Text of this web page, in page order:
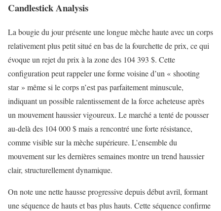
Candlestick Analysis
La bougie du jour présente une longue mèche haute avec un corps
relativement plus petit situé en bas de la fourchette de prix, ce qui
évoque un rejet du prix à la zone des 104 393 $. Cette
configuration peut rappeler une forme voisine d’un « shooting
star » même si le corps n’est pas parfaitement minuscule,
indiquant un possible ralentissement de la force acheteuse après
un mouvement haussier vigoureux. Le marché a tenté de pousser
au-delà des 104 000 $ mais a rencontré une forte résistance,
comme visible sur la mèche supérieure. L’ensemble du
mouvement sur les dernières semaines montre un trend haussier
clair, structurellement dynamique.
On note une nette hausse progressive depuis début avril, formant
une séquence de hauts et bas plus hauts. Cette séquence confirme